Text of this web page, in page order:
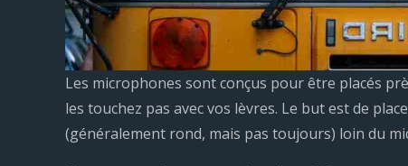
Les microphones sont conçus pour être placés
les touchez pas avec vos lèvres. Le but est de
(généralement rond, mais pas toujours) loin du